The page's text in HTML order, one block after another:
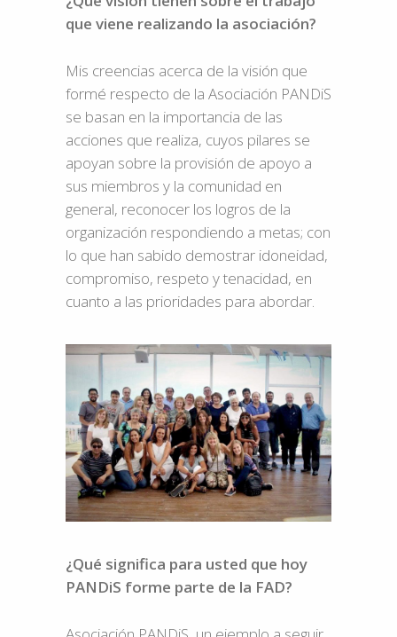
que viene realizando la asociación?
Mis creencias acerca de la visión que
formé respecto de la Asociación PANDiS
se basan en la importancia de las
acciones que realiza, cuyos pilares se
apoyan sobre la provisión de apoyo a
sus miembros y la comunidad en
general, reconocer los logros de la
organización respondiendo a metas; con
lo que han sabido demostrar idoneidad,
compromiso, respeto y tenacidad, en
cuanto a las prioridades para abordar.
¿Qué significa para usted que hoy
PANDiS forme parte de la FAD?